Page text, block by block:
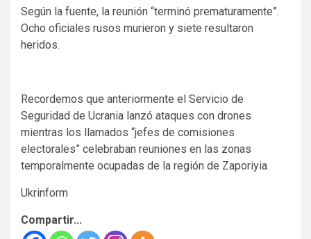
Según la fuente, la reunión “terminó prematuramente”.
Ocho oficiales rusos murieron y siete resultaron
heridos.
Recordemos que anteriormente el Servicio de
Seguridad de Ucrania lanzó ataques con drones
mientras los llamados “jefes de comisiones
electorales” celebraban reuniones en las zonas
temporalmente ocupadas de la región de Zaporiyia.
Ukrinform
Compartir...